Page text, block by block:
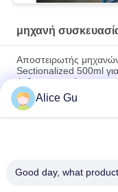
μηχανή
Αποστειρωτής
Sectionalized 500ml για
άνθρακα ποτό
Καθαρή δροσίζοντας
μηχανών
Καυτή αυτόματη
Alice Gu
Good day, what